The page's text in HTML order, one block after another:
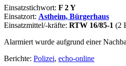
Einsatzstichwort: F 2 Y
Einsatzort: Astheim, Bürgerhaus
Einsatzmittel/-kräfte: RTW 16/85-1 (2
Alarmiert wurde aufgrund einer
Berichte: Polizei, echo-online